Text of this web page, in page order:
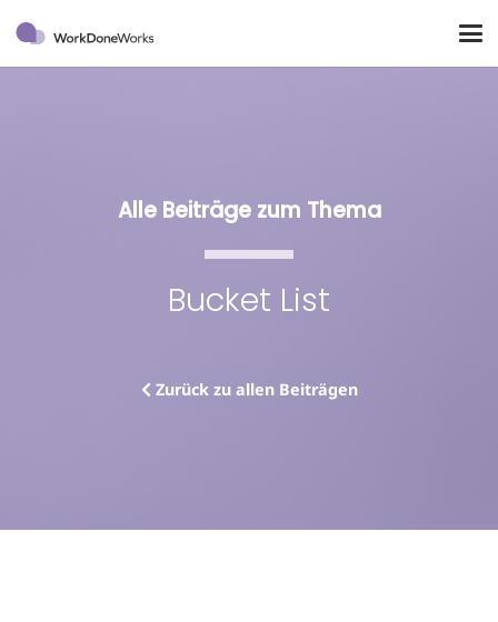
Alle Beiträge zum Thema
Bucket List
Zurück zu allen Beiträgen